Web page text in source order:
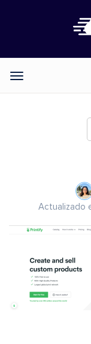
Categories
Actualizado